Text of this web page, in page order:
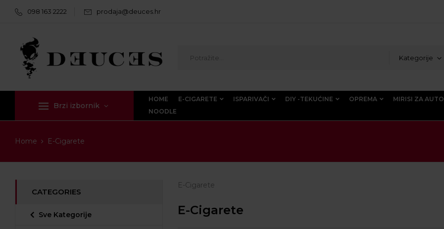
098 163 2222 prodaja@deuces.hr
Kategorije
Brzi izbornik
HOME E-CIGARETE ISPARIVAČI DIY -TEKUĆINE OPREMA
MIRISI ZA AUTO
NOODLE
Home E-Cigarete
CATEGORIES
Sve Kategorije
E-Cigarete
E-Cigarete